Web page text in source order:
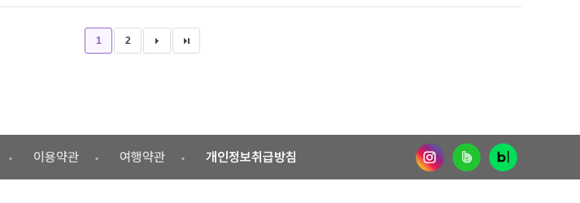
1 2
이용약관 여행약관 개인정보취급방침